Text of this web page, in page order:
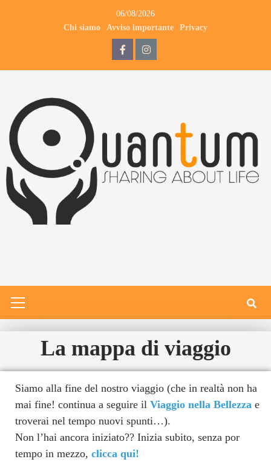
06/08/2026
Chi siamo
Avviso importante Privacy
La mappa di viaggio
Siamo alla fine del nostro viaggio (che in realtà non ha
mai fine! continua a seguire il Viaggio nella Bellezza e
troverai nel tempo nuovi spunti…).
Non l’hai ancora iniziato?? Inizia subito, senza por
tempo in mezzo, clicca qui!